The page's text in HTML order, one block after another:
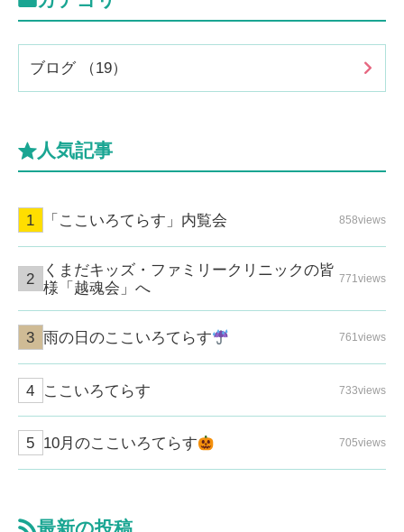
ブログ （19）
人気記事
「ここいろてらす」内覧会 858views
くまだキッズ・ファミリークリニックの皆
様「越魂会」へ
771views
雨の日のここいろてらす 761views
ここいろてらす 733views
10月のここいろてらす 705views